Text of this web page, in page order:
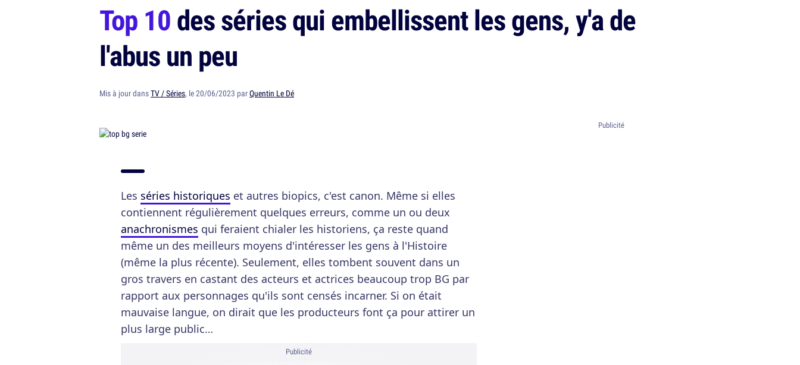
Top 10des séries qui embellissent les gens, y'a de
l'abus un peu
Mis à jour dansTV / Séries, le 20/06/2023 parQuentin Le Dé
Les séries historiques et autres biopics, c'est canon. Même si elles
contiennent régulièrement quelques erreurs, comme un ou deux
anachronismes qui feraient chialer les historiens, ça reste quand
même un des meilleurs moyens d'intéresser les gens à l'Histoire
(même la plus récente). Seulement, elles tombent souvent dans un
gros travers en castant des acteurs et actrices beaucoup trop BG par
rapport aux personnages qu'ils sont censés incarner. Si on était
mauvaise langue, on dirait que les producteurs font ça pour attirer un
plus large public…
Publicité